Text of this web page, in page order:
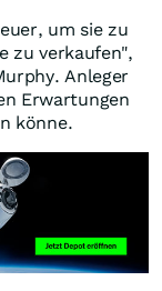
um sie zu
zu verkaufen",
Anleger
Erwartungen
könne.